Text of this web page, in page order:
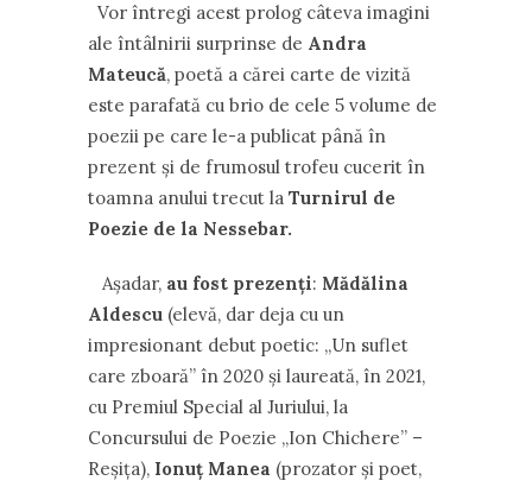
Vor întregi acest prolog câteva imagini
ale întâlnirii surprinse de Andra
Mateucă, poetă a cărei carte de vizită
este parafată cu brio de cele 5 volume de
poezii pe care le-a publicat până în
prezent și de frumosul trofeu cucerit în
toamna anului trecut la Turnirul de
Poezie de la Nessebar.
Așadar, au fost prezenți: Mădălina
Aldescu (elevă, dar deja cu un
impresionant debut poetic: „Un suflet
care zboară” în 2020 și laureată, în 2021,
cu Premiul Special al Juriului, la
Concursului de Poezie „Ion Chichere” –
Reșița), Ionuț Manea (prozator și poet,